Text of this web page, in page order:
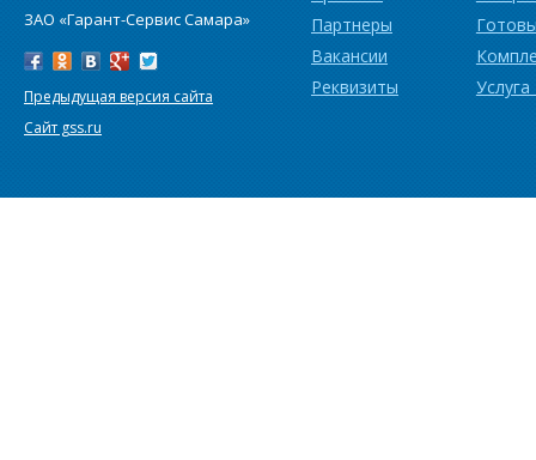
ЗАО «Гарант-Сервис Самара»
Предыдущая версия сайта
Сайт gss.ru
Партнеры
Вакансии
Реквизиты